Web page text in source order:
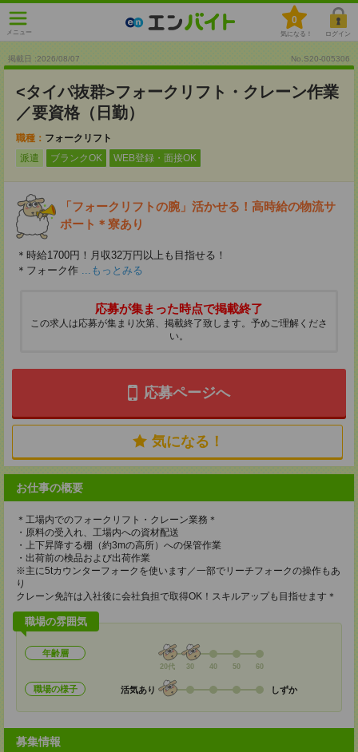
メニュー
0
気になる！ ログイン
掲載日 :2026/08/07 No.S20-005306
<タイパ抜群>フォークリフト・クレーン作業
／要資格（日勤）
職種： フォークリフト
派遣
ブランクOK WEB登録・面接OK
「フォークリフトの腕」活かせる！高時給の物流サ
ポート＊寮あり
＊時給1700円！月収32万円以上も目指せる！
＊フォーク作 ...もっとみる
応募が集まった時点で掲載終了
この求人は応募が集まり次第、掲載終了致します。予めご理解くださ
い。
応募ページへ
気になる！
お仕事の概要
＊工場内でのフォークリフト・クレーン業務＊
・原料の受入れ、工場内への資材配送
・上下昇降する棚（約3mの高所）への保管作業
・出荷前の検品および出荷作業
※主に5tカウンターフォークを使います／一部でリーチフォークの操作もあ
り
クレーン免許は入社後に会社負担で取得OK！スキルアップも目指せます＊
職場の雰囲気
年齢層
20代 30 40 50 60
職場の様子 活気あり しずか
募集情報